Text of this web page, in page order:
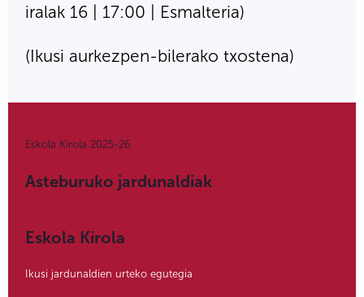
iralak 16 | 17:00 | Esmalteria)
(Ikusi aurkezpen-bilerako txostena)
Eskola Kirola 2025-26
Asteburuko jardunaldiak
Eskola Kirola
Ikusi jardunaldien urteko egutegia